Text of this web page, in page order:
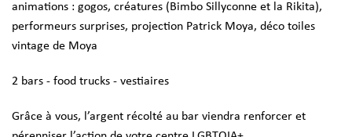
animations : gogos, créatures (Bimbo Sillyconne et la Rikita),
performeurs surprises, projection Patrick Moya, déco toiles
vintage de Moya
2 bars - food trucks - vestiaires
Grâce à vous, l’argent récolté au bar viendra renforcer et